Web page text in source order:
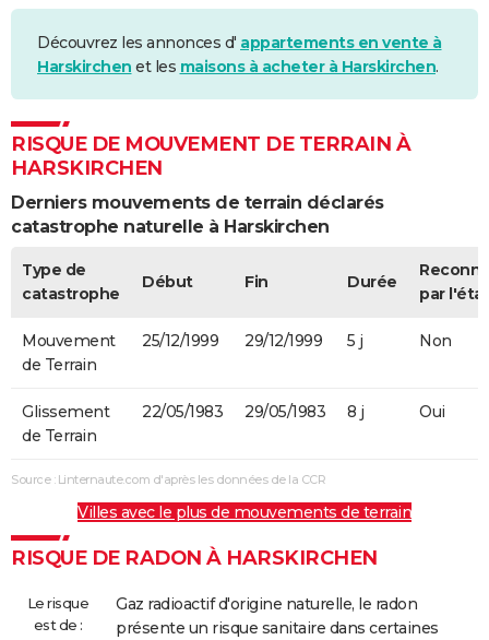
Découvrez les annonces d' appartements en vente à
Harskirchen et les maisons à acheter à Harskirchen.
RISQUE DE MOUVEMENT DE TERRAIN À
HARSKIRCHEN
Derniers mouvements de terrain déclarés
catastrophe naturelle à Harskirchen
Type de
catastrophe
Début Fin Durée
par l'état
Mouvement
de Terrain
25/12/1999 29/12/1999 5 j Non
Glissement
de Terrain
22/05/1983 29/05/1983 8 j Oui
Source : Linternaute.com d'après les données de la CCR
Villes avec le plus de mouvements de terrain
RISQUE DE RADON À HARSKIRCHEN
Le risque
est de :
Gaz radioactif d'origine naturelle, le radon
présente un risque sanitaire dans certaines